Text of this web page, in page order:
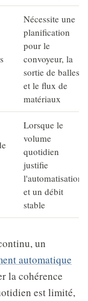
Nécessite une
planification
pour le
convoyeur, la
sortie de balles
et le flux de
matériaux
Lorsque le
volume
quotidien
justifie
l'automatisation
et un débit
stable
un
automatique
la cohérence
est limité,